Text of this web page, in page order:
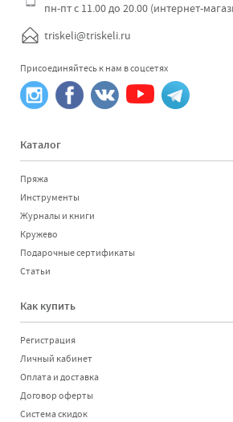
пн-пт с 11.00 до 20.00 (интернет-
triskeli@triskeli.ru
Присоединяйтесь к нам в соцсетях
Каталог
Пряжа
Инструменты
Журналы и книги
Кружево
Подарочные сертификаты
Статьи
Как купить
Регистрация
Личный кабинет
Оплата и доставка
Договор оферты
Система скидок